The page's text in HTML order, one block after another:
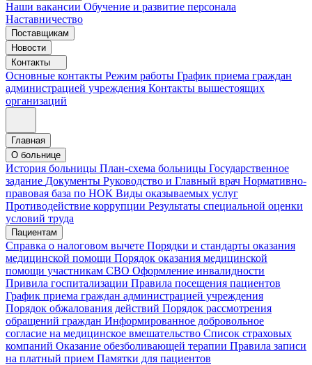
Наши вакансии Обучение и развитие персонала
Наставничество
Поставщикам
Новости
Контакты
Основные контакты Режим работы График приема граждан
администрацией учреждения Контакты вышестоящих
организаций
Главная
О больнице
История больницы План-схема больницы Государственное
задание Документы Руководство и Главный врач Нормативно-
правовая база по НОК Виды оказываемых услуг
Противодействие коррупции Результаты специальной оценки
условий труда
Пациентам
Справка о налоговом вычете Порядки и стандарты оказания
медицинской помощи Порядок оказания медицинской
помощи участникам СВО Оформление инвалидности
Привила госпитализации Правила посещения пациентов
График приема граждан администрацией учреждения
Порядок обжалования действий Порядок рассмотрения
обращений граждан Информированное добровольное
согласие на медицинское вмешательство Список страховых
компаний Оказание обезболивающей терапии Правила записи
на платный прием Памятки для пациентов